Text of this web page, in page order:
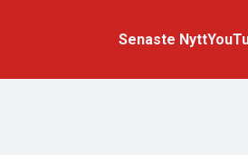
Senaste Nytt